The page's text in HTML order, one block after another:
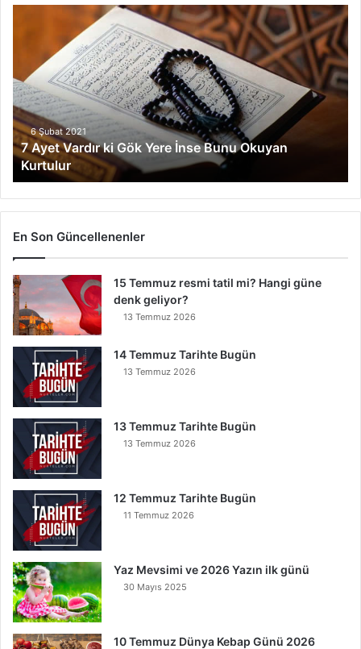
Gök
Yere
İnse
Bunu
Okuyan
Kurtulur
6 Şubat 2021
7 Ayet Vardır ki Gök Yere İnse Bunu Okuyan
Kurtulur
En Son Güncellenenler
15 Temmuz resmi tatil mi? Hangi güne
denk geliyor?
13 Temmuz 2026
14 Temmuz Tarihte Bugün
13 Temmuz 2026
13 Temmuz Tarihte Bugün
13 Temmuz 2026
12 Temmuz Tarihte Bugün
11 Temmuz 2026
Yaz Mevsimi ve 2026 Yazın ilk günü
30 Mayıs 2025
10 Temmuz Dünya Kebap Günü 2026